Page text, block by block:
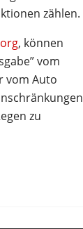
zählen.
, können
vom
vom Auto
zu